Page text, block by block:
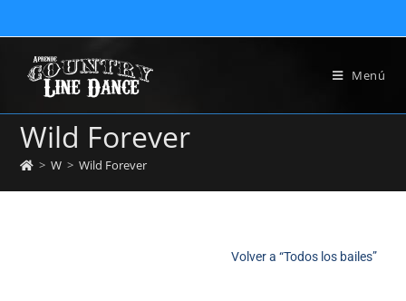
Menú
Wild Forever
> W > Wild Forever
Volver a “Todos los bailes”